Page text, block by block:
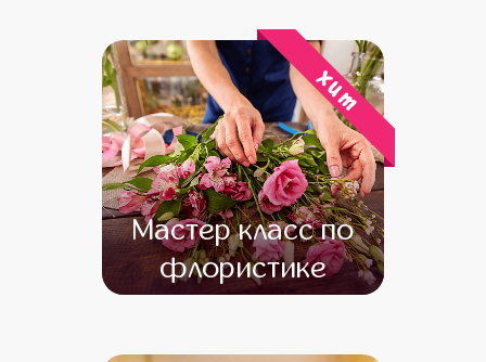
Мастер класс по
флористике
хит